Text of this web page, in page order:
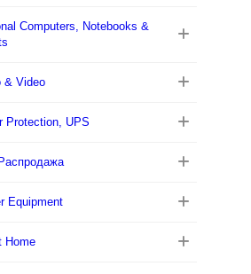
Computers, Notebooks &
& Video
Protection, UPS
Equipment
Home